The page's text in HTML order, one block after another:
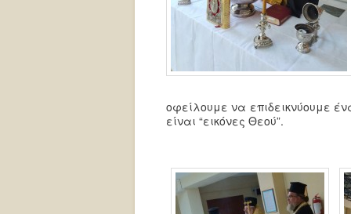
οφείλουμε να επιδεικνύουμε
είναι “εικόνες Θεού”.